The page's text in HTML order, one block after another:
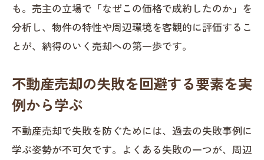
レインズで不動産売却価格を正確に把握
する方法
不動産売却で役立つレインズ事例の見方
レインズマーケットで分かる不動産売却
の相場観
成約事例とレインズ情報を比較した価格
判断術
も。売主の立場で「なぜこの価格で成約したのか」を
分析し、物件の特性や周辺環境を客観的に評価するこ
とが、納得のいく売却への第一歩です。
不動産売却の失敗を回避する要素を実
例から学ぶ
不動産売却で失敗を防ぐためには、過去の失敗事例に
学ぶ姿勢が不可欠です。よくある失敗の一つが、周辺